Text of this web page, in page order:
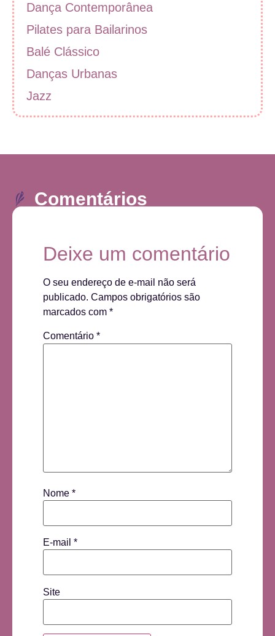
Dança Contemporânea
Pilates para Bailarinos
Balé Clássico
Danças Urbanas
Jazz
Comentários
Deixe um comentário
O seu endereço de e-mail não será
publicado. Campos obrigatórios são
marcados com *
Comentário *
Nome *
E-mail *
Site